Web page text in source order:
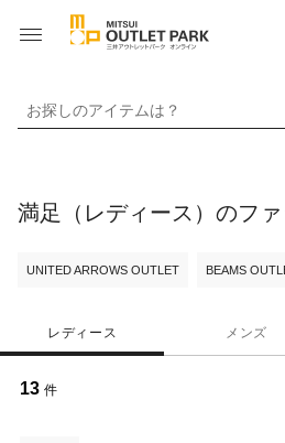
お探しのアイテムは？
満足（レディース）のフ
UNITED ARROWS OUTLET BEAMS
レディース メンズ
13 件